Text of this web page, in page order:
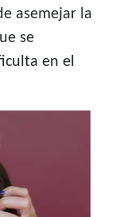
asemejar la
se
en el